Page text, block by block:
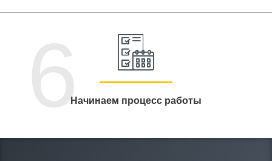
6
Начинаем процесс работы